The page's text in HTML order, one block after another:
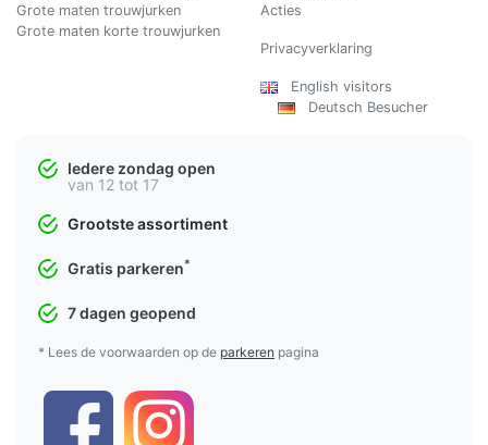
Grote maten trouwjurken
Grote maten korte trouwjurken
Acties
Privacyverklaring
English visitors
Deutsch Besucher
Iedere zondag open
van 12 tot 17
Grootste assortiment
Gratis parkeren*
7 dagen geopend
* Lees de voorwaarden op de parkeren pagina